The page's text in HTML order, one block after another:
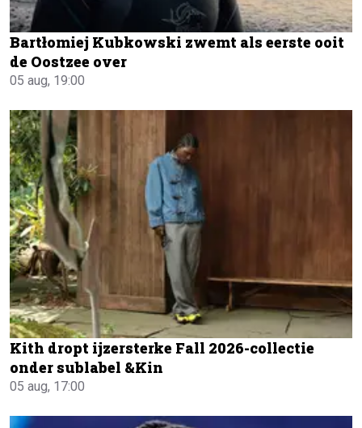
Bartłomiej Kubkowski zwemt als eerste ooit
de Oostzee over
05 aug, 19:00
Kith dropt ijzersterke Fall 2026-collectie
onder sublabel &Kin
05 aug, 17:00